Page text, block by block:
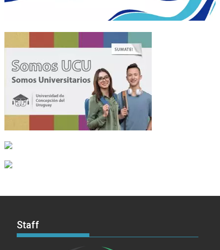
Staff